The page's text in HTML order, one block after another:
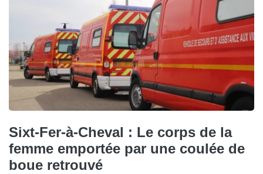
Sixt-Fer-à-Cheval : Le corps de la
femme emportée par une coulée de
boue retrouvé